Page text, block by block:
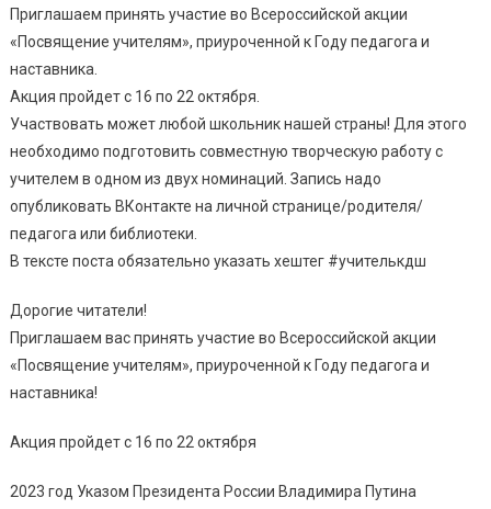
Приглашаем принять участие во Всероссийской акции
«Посвящение учителям», приуроченной к Году педагога и
наставника.
Акция пройдет с 16 по 22 октября.
Участвовать может любой школьник нашей страны! Для этого
необходимо подготовить совместную творческую работу с
учителем в одном из двух номинаций. Запись надо
опубликовать ВКонтакте на личной странице/родителя/
педагога или библиотеки.
В тексте поста обязательно указать хештег #учителькдш
Дорогие читатели!
Приглашаем вас принять участие во Всероссийской акции
«Посвящение учителям», приуроченной к Году педагога и
наставника!
Акция пройдет с 16 по 22 октября
2023 год Указом Президента России Владимира Путина